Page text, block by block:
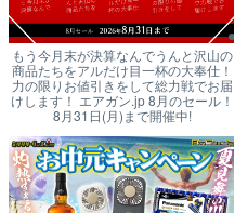
もう今月末が決算なんでうんと沢山の
商品たちをアルだけ目一杯の大奉仕！
力の限りお値引きをして総力戦でお届
けします！ エアガン.jp 8月のセール！
8月31日(月)まで開催中!